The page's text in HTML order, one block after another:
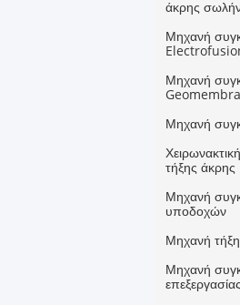
άκρης
Μηχανή
Μηχανή
Μηχανή
τήξης άκρης
Μηχανή
υποδοχών
Μηχανή
Μηχανή
επεξεργασίας